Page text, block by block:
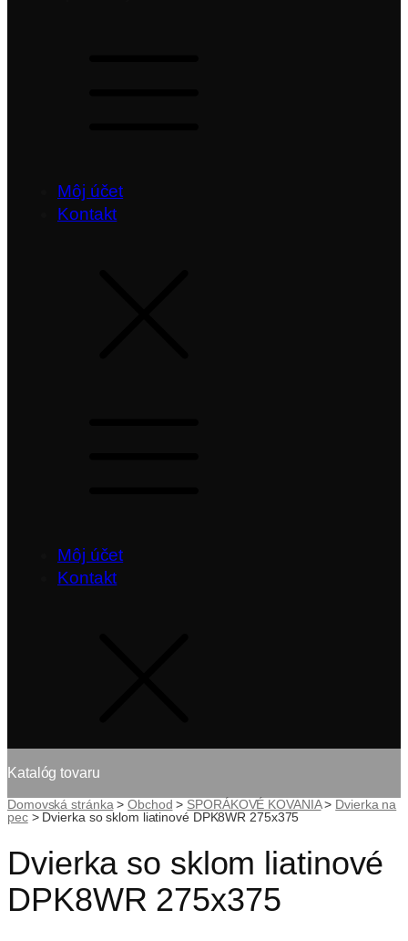
Môj účet
Kontakt
Môj účet
Kontakt
Katalóg tovaru
Domovská stránka >Obchod > SPORÁKOVÉ KOVANIA> Dvierka na
pec> Dvierka so sklom liatinové DPK8WR 275x375
Dvierka so sklom liatinové
DPK8WR 275x375